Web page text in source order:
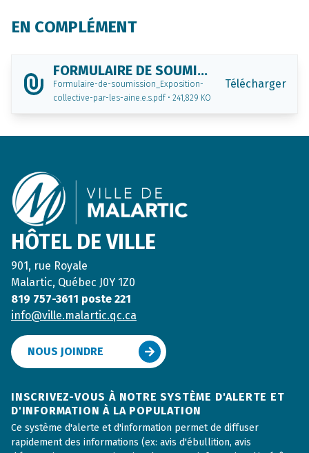
EN COMPLÉMENT
FORMULAIRE DE SOUMISSION
Formulaire-de-soumission_Exposition-
collective-par-les-aine.e.s.pdf • 241,829 KO
Télécharger
HÔTEL DE VILLE
901, rue Royale
Malartic, Québec J0Y 1Z0
819 757-3611 poste 221
info@ville.malartic.qc.ca
NOUS JOINDRE
INSCRIVEZ-VOUS À NOTRE SYSTÈME D'ALERTE ET
D'INFORMATION À LA POPULATION
Ce système d'alerte et d'information permet de diffuser
rapidement des informations (ex: avis d'ébullition, avis